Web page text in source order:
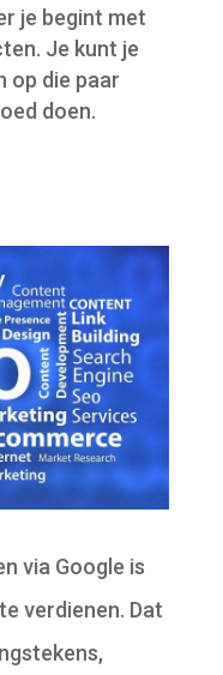
je begint met
Je kunt je
op die paar
doen.
via Google is
verdienen. Dat